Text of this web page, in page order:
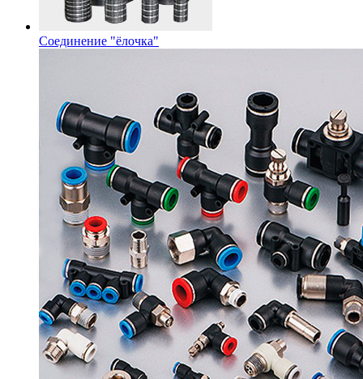
Соединение "ёлочка"